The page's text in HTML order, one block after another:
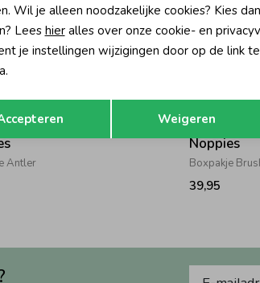
Nieuw
Antler
Noppies
Boxpakje
39,95
Terug
Wil je alleen noodzakelijke cookies? Kies
Lees hieralles over onze cookie- en
je instellingen wijzigingen door op de link
Weigeren